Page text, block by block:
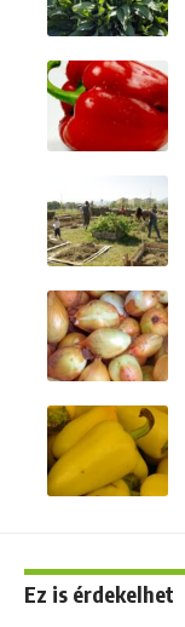
Ez is érdekelhet